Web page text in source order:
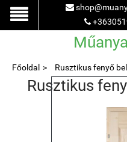
Főoldal Rusztikus fenyő
Rusztikus